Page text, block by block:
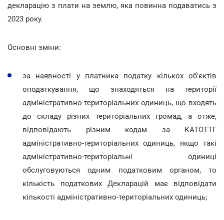
декларацію з плати на землю, яка повинна подаватись з
2023 року.
Основні зміни:
за наявності у платника податку кількох об'єктів
оподаткування, що знаходяться на території
адміністративно-територіальних одиниць, що входять
до складу різних територіальних громад, а отже,
відповідають різним кодам за КАТОТТГ
адміністративно-територіальних одиниць, якщо такі
адміністративно-територіальні одиниці
обслуговуються одним податковим органом, то
кількість податкових Декларацій має відповідати
кількості адміністративно-територіальних одиниць;